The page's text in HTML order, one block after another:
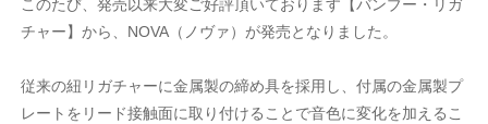
このたび、発売以来大変ご好評頂いております【バンブー・リガ
チャー】から、NOVA（ノヴァ）が発売となりました。
従来の紐リガチャーに金属製の締め具を採用し、付属の金属製プ
レートをリード接触面に取り付けることで音色に変化を加えるこ